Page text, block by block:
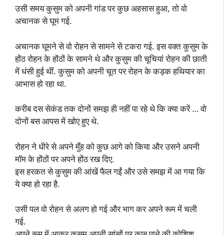
उसी समय कुसुम को अपनी गांड पर कुछ अहसास हुआ, तो वो
अचानक से घूम गई.
अचानक घूमने से वो रोहन से सामने से टकरा गई. इस वक्त कुसुम के
होंठ रोहन के होंठों के सामने थे और कुसुम की चूचियां रोहन की छाती
में धंसी हुई थीं. कुसुम को अपनी चूत पर रोहन के कड़क हथियार का
आभास हो रहा था.
करीब दस सेकंड तक दोनों समझ ही नहीं पा रहे थे कि क्या करें … वो
दोनों बस आपस में खोए हुए थे.
रोहन ने धीरे से अपने मुँह को कुछ आगे को किया और उसने अपनी
मॉम के होंठों पर अपने होंठ रख दिए.
इस हरकत से कुसुम की आंखें फैल गईं और उसे समझ में आ गया कि
ये क्या हो रहा है.
उसी पल वो रोहन से अलग हो गई और भाग कर अपने रूम में चली
गई.